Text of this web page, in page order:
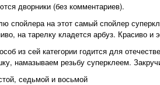
дворники (без комментариев).
спойлера на этот самый спойлер
на тарелку кладется арбуз. Красиво и
из сей категории годится для
намазываем резьбу суперклеем.
седьмой и восьмой